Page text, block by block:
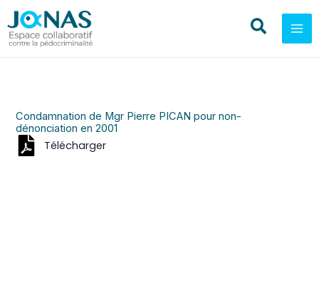
Aller
au
contenu
Condamnation de Mgr Pierre PICAN pour non-
dénonciation en 2001
Télécharger